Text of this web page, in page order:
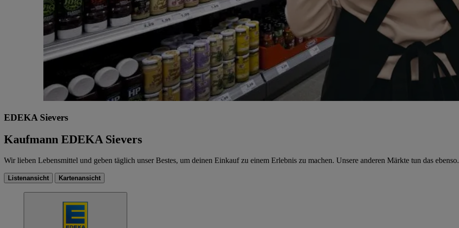
EDEKA Sievers
Kaufmann EDEKA Sievers
Wir lieben Lebensmittel und geben täglich unser Bestes, um deinen Einkauf zu einem Erlebnis zu machen. Unsere anderen Märkte tun das ebenso.
Listenansicht Kartenansicht